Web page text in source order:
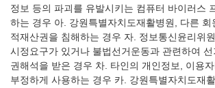
정보 등의 파괴를 유발시키는 컴퓨터 바이러스
하는 경우 아. 강원특별자치도재활병원, 다른 회
적재산권을 침해하는 경우 자. 정보통신윤리위
시정요구가 있거나 불법선거운동과 관련하여
권해석을 받은 경우 차. 타인의 개인정보, 이용
부정하게 사용하는 경우 카. 강원특별자치도재